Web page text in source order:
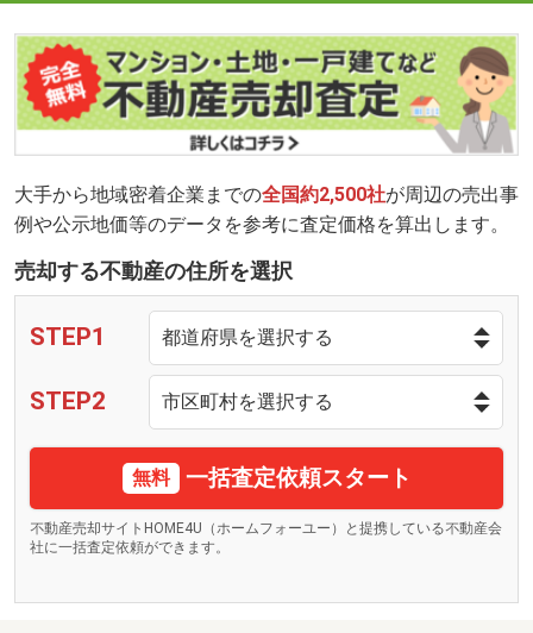
大手から地域密着企業までの全国約2,500社が周辺の売出事
例や公示地価等のデータを参考に査定価格を算出します。
売却する不動産の住所を選択
STEP1
STEP2
無料 一括査定依頼スタート
不動産売却サイトHOME4U（ホームフォーユー）と提携している不動産会
社に一括査定依頼ができます。